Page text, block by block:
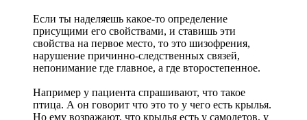
Если ты наделяешь какое-то определение
присущими его свойствами, и ставишь эти
свойства на первое место, то это шизофрения,
нарушение причинно-следственных связей,
непонимание где главное, а где второстепенное.
Например у пациента спрашивают, что такое
птица. А он говорит что это то у чего есть крылья.
Но ему возражают, что крылья есть у самолетов, у